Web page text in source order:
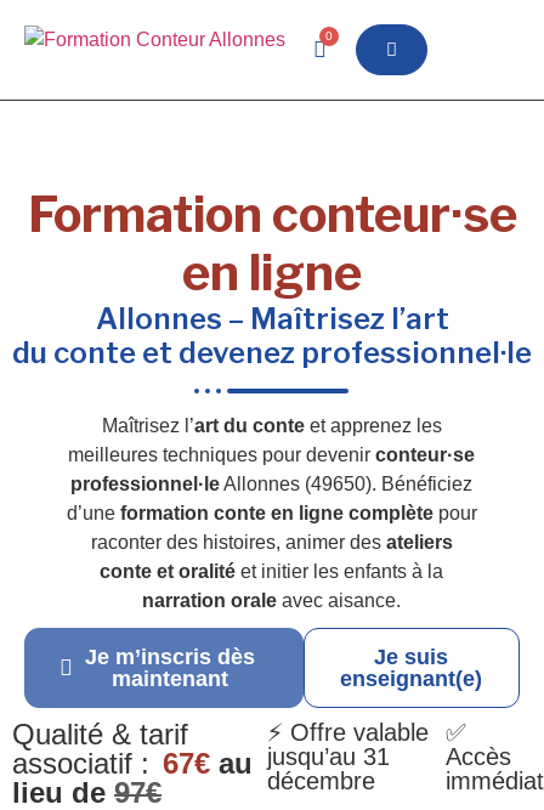
0
Formation conteur·se
en ligne
Allonnes – Maîtrisez l’art
du conte et devenez professionnel·le
Maîtrisez l’art du conteet apprenez les
meilleures techniques pour devenirconteur·se
professionnel·leAllonnes (49650). Bénéficiez
d’une formation conte en ligne complètepour
raconter des histoires, animer des ateliers
conte et oralité et initier les enfants à la
narration orale avec aisance.
Je m’inscris dès
maintenant
Je suis
enseignant(e)
Qualité & tarif
associatif : 67€ au
lieu de 97€
⚡ Offre valable
jusqu’au 31
décembre
✅
Accès
immédiat